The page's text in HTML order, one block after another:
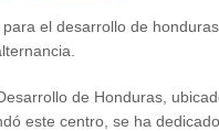
el desarrollo de
de Honduras,
este centro, se ha